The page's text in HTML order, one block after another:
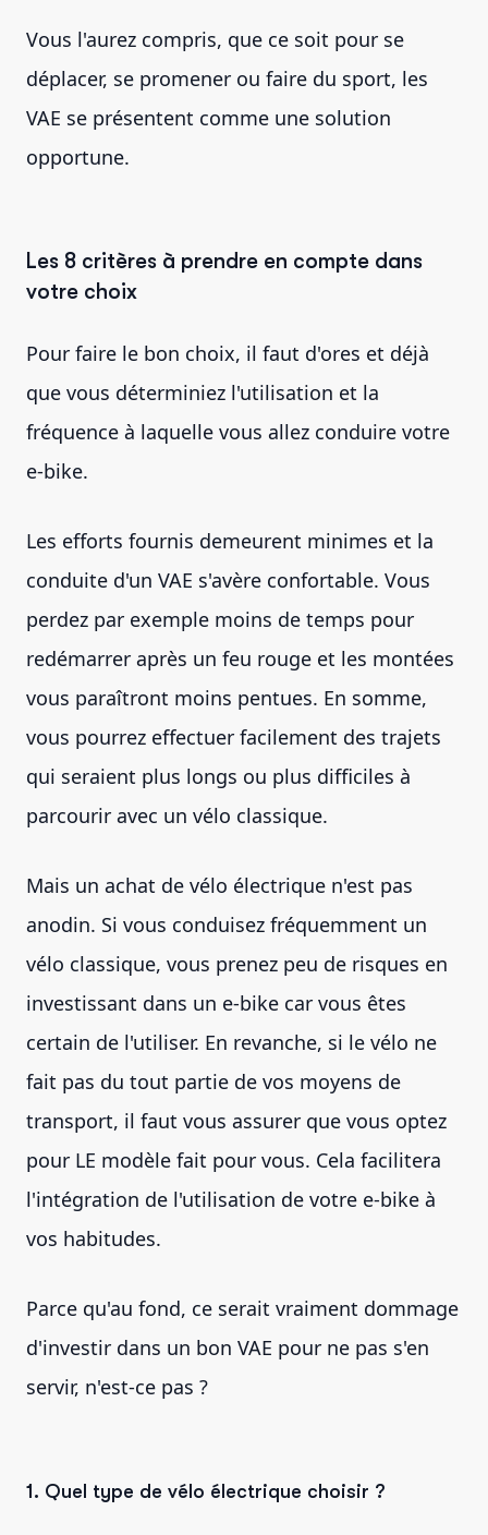
Vous l'aurez compris, que ce soit pour se
déplacer, se promener ou faire du sport, les
VAE se présentent comme une solution
opportune.
Les 8 critères à prendre en compte dans
votre choix
Pour faire le bon choix, il faut d'ores et déjà
que vous déterminiez l'utilisation et la
fréquence à laquelle vous allez conduire votre
e-bike.
Les efforts fournis demeurent minimes et la
conduite d'un VAE s'avère confortable. Vous
perdez par exemple moins de temps pour
redémarrer après un feu rouge et les montées
vous paraîtront moins pentues. En somme,
vous pourrez effectuer facilement des trajets
qui seraient plus longs ou plus difficiles à
parcourir avec un vélo classique.
Mais un achat de vélo électrique n'est pas
anodin. Si vous conduisez fréquemment un
vélo classique, vous prenez peu de risques en
investissant dans un e-bike car vous êtes
certain de l'utiliser. En revanche, si le vélo ne
fait pas du tout partie de vos moyens de
transport, il faut vous assurer que vous optez
pour LE modèle fait pour vous. Cela facilitera
l'intégration de l'utilisation de votre e-bike à
vos habitudes.
Parce qu'au fond, ce serait vraiment dommage
d'investir dans un bon VAE pour ne pas s'en
servir, n'est-ce pas ?
1. Quel type de vélo électrique choisir ?